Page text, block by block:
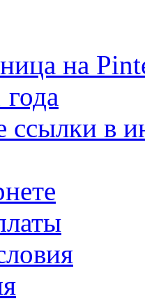
на
ссылки в